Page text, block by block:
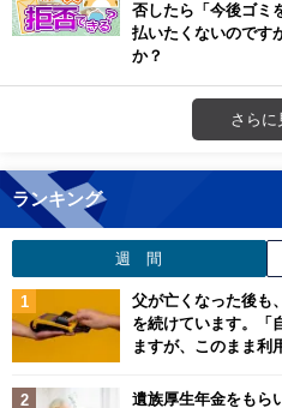
否したら「今後ゴミ
払いたくないのです
か？
さらに
ランキング
週 間
父が亡くなった後も
を続けています。「
ますが、このまま利
遺族厚生年金をもら